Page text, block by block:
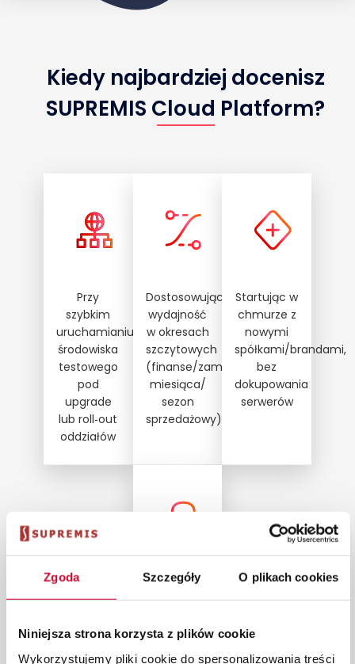
Zgoda Szczegóły O plikach cookies
Niniejsza strona korzysta z plików cookie
Wykorzystujemy pliki cookie do spersonalizowania treści
Kiedy najbardziej docenisz
SUPREMIS Cloud Platform?
Przy
szybkim
uruchamianiu
środowiska
testowego
pod
upgrade
lub roll‑out
oddziałów
Dostosowując
wydajność
w okresach
szczytowych
(finanse/zamknięcie
miesiąca/
sezon
sprzedażowy)
Startując w
chmurze z
nowymi
spółkami/brandami,
bez
dokupowania
serwerów
Przy
migracji z
do chmury
(więcej w